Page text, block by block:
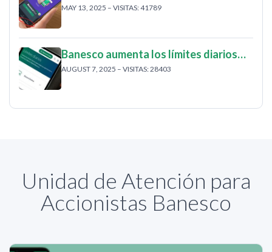
MAY 13, 2025 – VISITAS: 41789
Banesco aumenta los límites diarios…
AUGUST 7, 2025 – VISITAS: 28403
Unidad de Atención para
Accionistas Banesco